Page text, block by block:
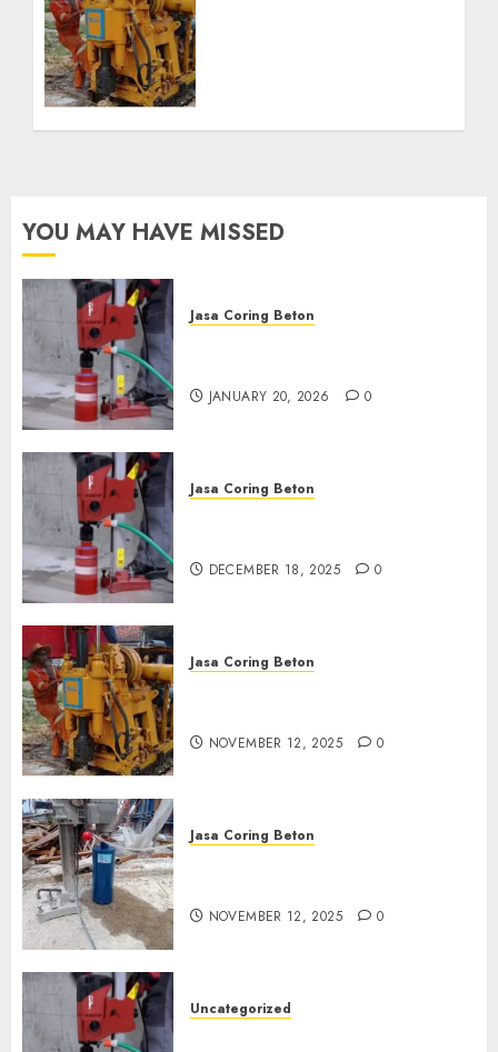
YOU MAY HAVE MISSED
Jasa Coring Beton
JANUARY 20, 2026 0
Jasa Coring Beton
DECEMBER 18, 2025 0
Jasa Coring Beton
NOVEMBER 12, 2025 0
Jasa Coring Beton
NOVEMBER 12, 2025 0
Uncategorized